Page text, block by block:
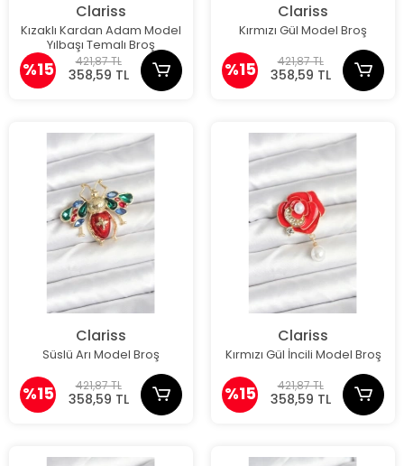
Clariss
Kızaklı Kardan Adam Model
Yılbaşı Temalı Broş
%15 421,87 TL
358,59 TL
Clariss
Kırmızı Gül Model Broş
%15 421,87 TL
358,59 TL
Clariss
Süslü Arı Model Broş
%15 421,87 TL
358,59 TL
Clariss
Kırmızı Gül İncili Model Broş
%15 421,87 TL
358,59 TL